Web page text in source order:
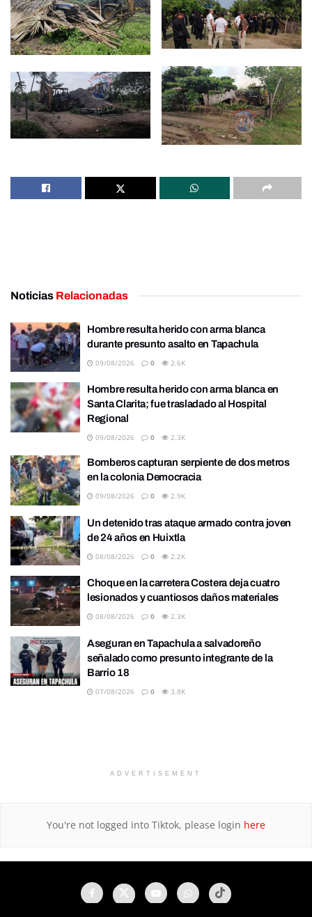
Noticias Relacionadas
Hombre resulta herido con arma blanca
durante presunto asalto en Tapachula
09/08/2026 0 2.6K
Hombre resulta herido con arma blanca en
Santa Clarita; fue trasladado al Hospital
Regional
09/08/2026 0 2.3K
Bomberos capturan serpiente de dos metros
en la colonia Democracia
09/08/2026 0 2.9K
Un detenido tras ataque armado contra joven
de 24 años en Huixtla
08/08/2026 0 2.2K
Choque en la carretera Costera deja cuatro
lesionados y cuantiosos daños materiales
08/08/2026 0 2.3K
Aseguran en Tapachula a salvadoreño
señalado como presunto integrante de la
Barrio 18
07/08/2026 0 3.8K
ADVERTISEMENT
You're not logged into Tiktok, please login here